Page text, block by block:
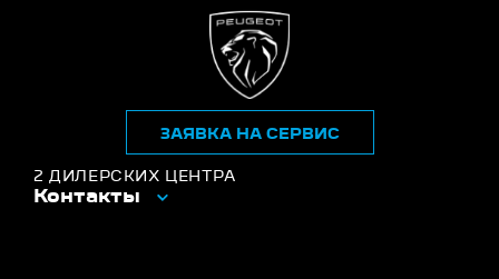
2 ДИЛЕРСКИХ ЦЕНТРА
Контакты
ЗАЯВКА НА СЕРВИС